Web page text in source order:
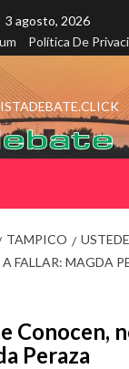
3 agosto, 2026
Política De
TAMPICO
FALLAR: MAGDA
Conocen,
Peraza